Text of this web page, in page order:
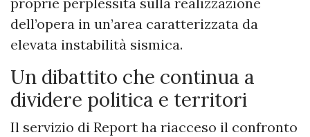
dell’opera in un’area caratterizzata da
elevata instabilità sismica.
Un dibattito che continua a
dividere politica e territori
Il servizio di Report ha riacceso il confronto